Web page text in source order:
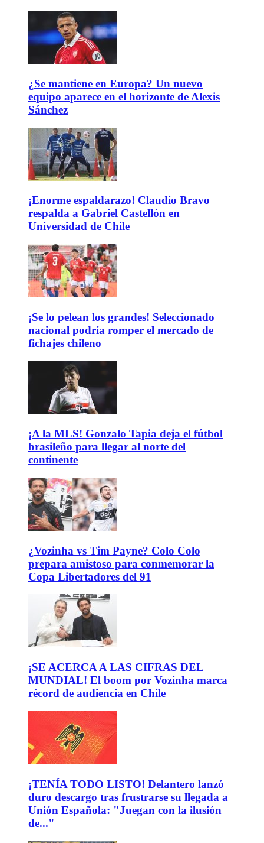
¿Se mantiene en Europa? Un nuevo
equipo aparece en el horizonte de Alexis
Sánchez
¡Enorme espaldarazo! Claudio Bravo
respalda a Gabriel Castellón en
Universidad de Chile
¡Se lo pelean los grandes! Seleccionado
nacional podría romper el mercado de
fichajes chileno
¡A la MLS! Gonzalo Tapia deja el fútbol
brasileño para llegar al norte del
continente
¿Vozinha vs Tim Payne? Colo Colo
prepara amistoso para conmemorar la
Copa Libertadores del 91
¡SE ACERCA A LAS CIFRAS DEL
MUNDIAL! El boom por Vozinha marca
récord de audiencia en Chile
¡TENÍA TODO LISTO! Delantero lanzó
duro descargo tras frustrarse su llegada a
Unión Española: "Juegan con la ilusión
de..."